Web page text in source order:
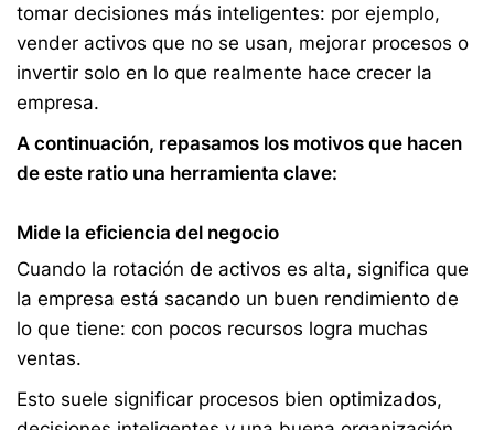
tomar decisiones más inteligentes: por ejemplo,
vender activos que no se usan, mejorar procesos o
invertir solo en lo que realmente hace crecer la
empresa.
A continuación, repasamos los motivos que hacen
de este ratio una herramienta clave:
Mide la eficiencia del negocio
Cuando la rotación de activos es alta, significa que
la empresa está sacando un buen rendimiento de
lo que tiene: con pocos recursos logra muchas
ventas.
Esto suele significar procesos bien optimizados,